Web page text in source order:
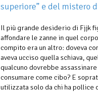
superiore” e del mistero
Il più grande desiderio di Fjjk
affondare le zanne in quel
compito era un altro: doveva
aveva ucciso quella schiava,
qualcuno dovrebbe
consumare come cibo? E
utilizzata solo da chi ha pollice